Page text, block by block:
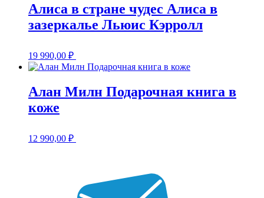
Алиса в стране чудес Алиса в
зазеркалье Льюис Кэрролл
19 990,00 ₽
Алан Милн Подарочная книга в
коже
12 990,00 ₽